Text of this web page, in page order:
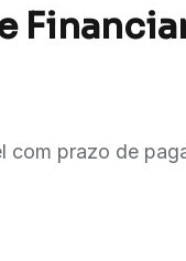
com prazo de